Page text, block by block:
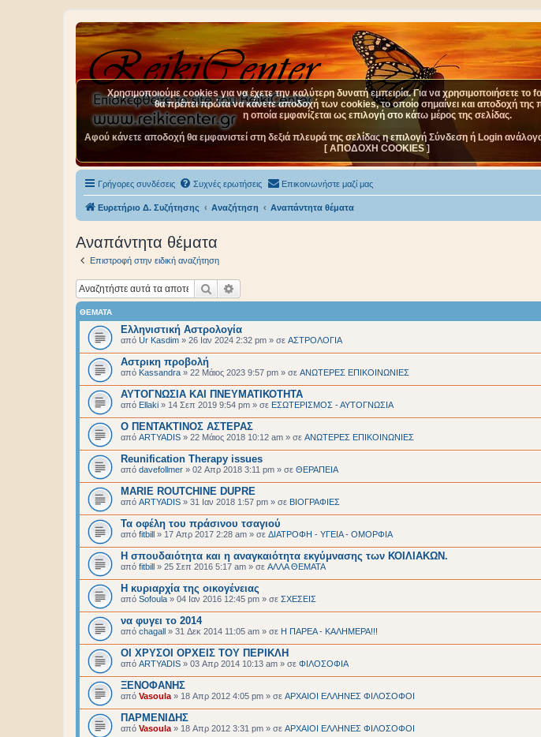
Γρήγορες συνδέσεις Συχνές ερωτήσεις Επικοινωνήστε μαζί μας
Ευρετήριο Δ. Συζήτησης Αναζήτηση Αναπάντητα θέματα
Αναπάντητα θέματα
Επιστροφή στην ειδική αναζήτηση
Αναζήτηση
ΘΈΜΑΤΑ
Ελληνιστική Αστρολογία
από Ur Kasdim » 26 Ιαν 2024 2:32 pm » σε ΑΣΤΡΟΛΟΓΙΑ
Αστρικη προβολή
από Kassandra » 22 Μάιος 2023 9:57 pm » σε ΑΝΩΤΕΡΕΣ ΕΠΙΚΟΙΝΩΝΙΕΣ
ΑΥΤΟΓΝΩΣΙΑ ΚΑΙ ΠΝΕΥΜΑΤΙΚΟΤΗΤΑ
από Ellaki » 14 Σεπ 2019 9:54 pm » σε ΕΣΩΤΕΡΙΣΜΟΣ - ΑΥΤΟΓΝΩΣΙΑ
O ΠΕΝΤΑΚΤΙΝΟΣ ΑΣΤΕΡΑΣ
από ARTYADIS » 22 Μάιος 2018 10:12 am » σε ΑΝΩΤΕΡΕΣ ΕΠΙΚΟΙΝΩΝΙΕΣ
Reunification Therapy issues
από davefollmer » 02 Απρ 2018 3:11 pm » σε ΘΕΡΑΠΕΙΑ
MARIE ROUTCHINE DUPRE
από ARTYADIS » 31 Ιαν 2018 1:57 pm » σε BIOΓΡΑΦΙΕΣ
Τα οφέλη του πράσινου τσαγιού
από fitbill » 17 Απρ 2017 2:28 am » σε ΔΙΑΤΡΟΦΗ - ΥΓΕΙΑ - ΟΜΟΡΦΙΑ
Η σπουδαιότητα και η αναγκαιότητα εκγύμνασης των ΚΟΙΛΙΑΚΩΝ.
από fitbill » 25 Σεπ 2016 5:17 am » σε ΑΛΛΑ ΘΕΜΑΤΑ
Η κυριαρχία της οικογένειας
από Sofoula » 04 Ιαν 2016 12:45 pm » σε ΣΧΕΣΕΙΣ
να φυγει το 2014
από chagall » 31 Δεκ 2014 11:05 am » σε Η ΠΑΡΕΑ - ΚΑΛΗΜΕΡΑ!!!
ΟΙ ΧΡΥΣΟΙ ΟΡΧΕΙΣ ΤΟΥ ΠΕΡΙΚΛΗ
από ARTYADIS » 03 Απρ 2014 10:13 am » σε ΦΙΛΟΣΟΦΙΑ
ΞΕΝΟΦΑΝΗΣ
από Vasoula » 18 Απρ 2012 4:05 pm » σε ΑΡΧΑΙΟΙ EΛΛΗΝΕΣ ΦΙΛΟΣΟΦΟΙ
ΠΑΡΜΕΝΙΔΗΣ
από Vasoula » 18 Απρ 2012 3:31 pm » σε ΑΡΧΑΙΟΙ EΛΛΗΝΕΣ ΦΙΛΟΣΟΦΟΙ
Χρησιμοποιούμε cookies για να έχετε την καλύτερη δυνατή εμπειρία. Για να χρησιμοποιήσετε το
θα πρέπει πρώτα να κάνετε αποδοχή των cookies, το οποίο σημαίνει και αποδοχή της
η οποία εμφανίζεται ως επιλογή στο κάτω μέρος της σελίδας.
Αφού κάνετε αποδοχή θα εμφανιστεί στη δεξιά πλευρά της σελίδας η επιλογή Σύνδεση ή Login
[ ΑΠΟΔΟΧΗ COOKIES ]